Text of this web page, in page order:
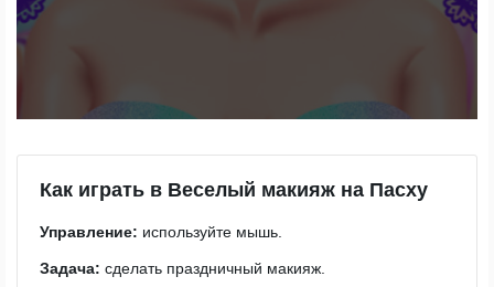
Как играть в Веселый макияж на Пасху
Управление: используйте мышь.
Задача: сделать праздничный макияж.